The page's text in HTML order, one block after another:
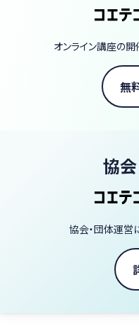
オンライン講座の
無
協
協会・団体運営